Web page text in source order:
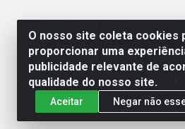
O nosso site coleta
proporcionar uma
publicidade relevante de
qualidade do nosso site.
Aceitar Negar não